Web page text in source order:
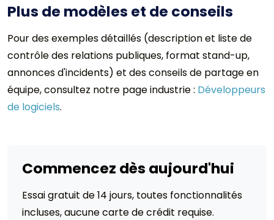
Plus de modèles et de conseils
Pour des exemples détaillés (description et liste de
contrôle des relations publiques, format stand-up,
annonces d'incidents) et des conseils de partage en
équipe, consultez notre page industrie : Développeurs
de logiciels.
Commencez dès aujourd'hui
Essai gratuit de 14 jours, toutes fonctionnalités
incluses, aucune carte de crédit requise.